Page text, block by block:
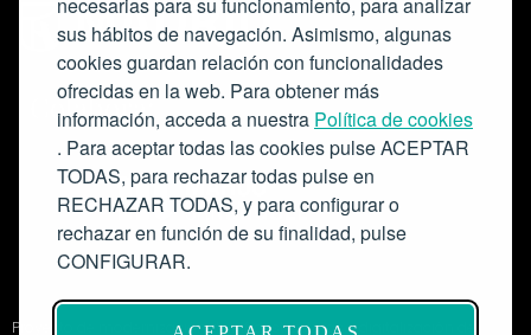
sus hábitos de navegación. Asimismo, algunas
cookies guardan relación con funcionalidades
ofrecidas en la web. Para obtener más
información, acceda a nuestra Política de cookies
. Para aceptar todas las cookies pulse ACEPTAR
TODAS, para rechazar todas pulse en
RECHAZAR TODAS, y para configurar o
rechazar en función de su finalidad, pulse
CONFIGURAR.
Colabora:
Proyecto de modernización de infraestructuras y digitalización del